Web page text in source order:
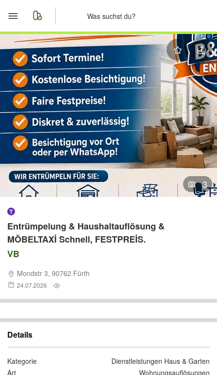
Start
Merkliste
Nachrichten
Anzeige aufgeben
3
Entrümpelung & Haushaltauflösung &
MÖBELTAXİ Schnell, FESTPREİS.
VB
Mondstr 3, 90762 Fürth
24.07.2026
Details
Kategorie
Dienstleistungen Haus & Garten
Art
Wohnungsauflösungen